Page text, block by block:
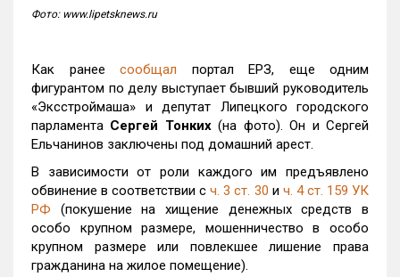
Фото: www.lipetsknews.ru
Как ранее сообщал портал ЕРЗ, еще одним
фигурантом по делу выступает бывший руководитель
«Эксстроймаша» и депутат Липецкого городского
парламента Сергей Тонких(на фото). Он и Сергей
Ельчанинов заключены под домашний арест.
В зависимости от роли каждого им предъявлено
обвинение в соответствии сч. 3 ст. 30 и ч. 4 ст. 159 УК
РФ (покушение на хищение денежных средств в
особо крупном размере, мошенничество в особо
крупном размере или повлекшее лишение права
гражданина на жилое помещение).